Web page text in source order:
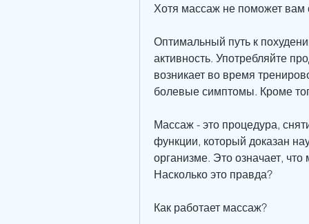
Хотя массаж не поможет вам
Оптимальный путь к
активность. Употребляйте
возникает во время
болевые симптомы. Кроме
Массаж - это процедура,
функции, который доказан
организме. Это означает,
Насколько это правда?
Как работает массаж?